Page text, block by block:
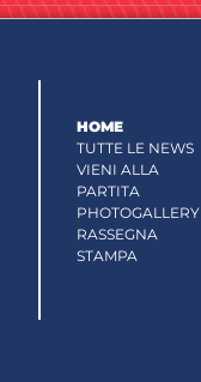
HOME
TUTTE LE NEWS
VIENI ALLA
PARTITA
PHOTOGALLERY
RASSEGNA
STAMPA